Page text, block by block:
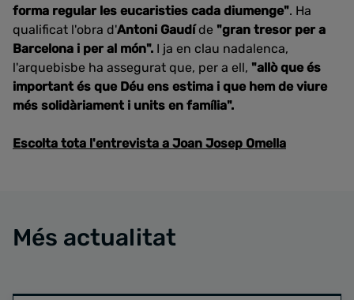
forma regular les eucaristies cada diumenge". Ha
qualificat l'obra d'Antoni Gaudíde "gran tresor per a
Barcelona i per al món". I ja en clau nadalenca,
l'arquebisbe ha assegurat que, per a ell, "allò que és
important és que Déu ens estima i que hem de viure
més solidàriament i units en família".
Escolta tota l'entrevista a Joan Josep Omella
Més actualitat